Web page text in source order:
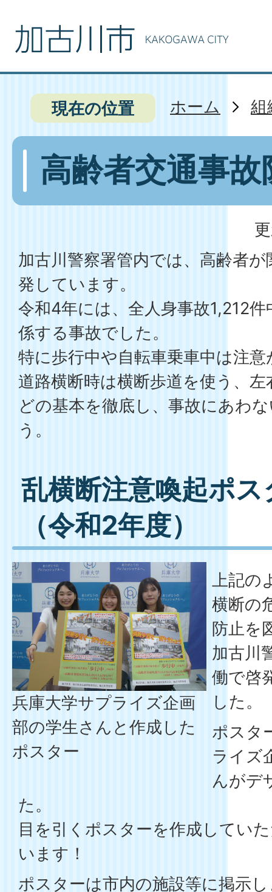
現在の位置 ホーム 組
高齢者交通事故
加古川警察署管内では、高齢者
発しています。
令和4年には、全人身事故1,212
係する事故でした。
特に歩行中や自転車乗車中は注
道路横断時は横断歩道を使う、
どの基本を徹底し、事故にあわ
う。
乱横断注意喚起ポ
（令和2年度）
兵庫大学サプライズ企画
部の学生さんと作成した
ポスター
上記の
横断の
防止を
加古川
働で啓
した。
ポスタ
ライズ
んがデ
た。
目を引くポスターを作成してい
います！
ポスターは市内の施設等に掲示